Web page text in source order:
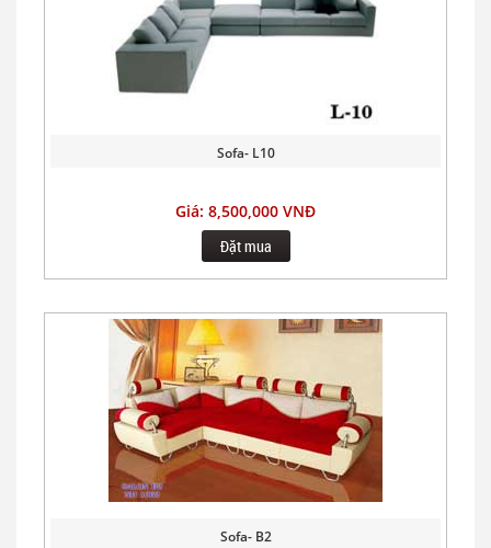
Sofa- L10
Giá: 8,500,000 VNĐ
Đặt mua
Sofa- B2